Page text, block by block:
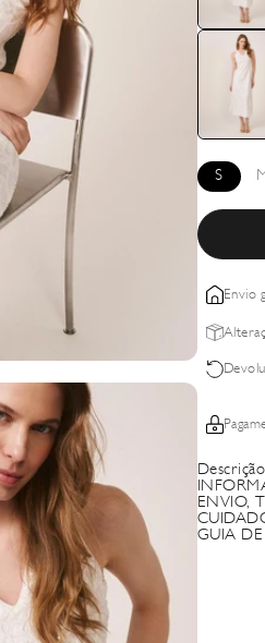
S
Envio
Descrição
ENVIO,
GUIA